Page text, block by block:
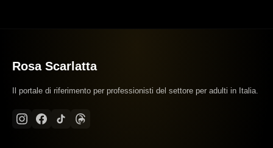
Rosa Scarlatta
Il portale di riferimento per professionisti del settore per adulti in Italia.